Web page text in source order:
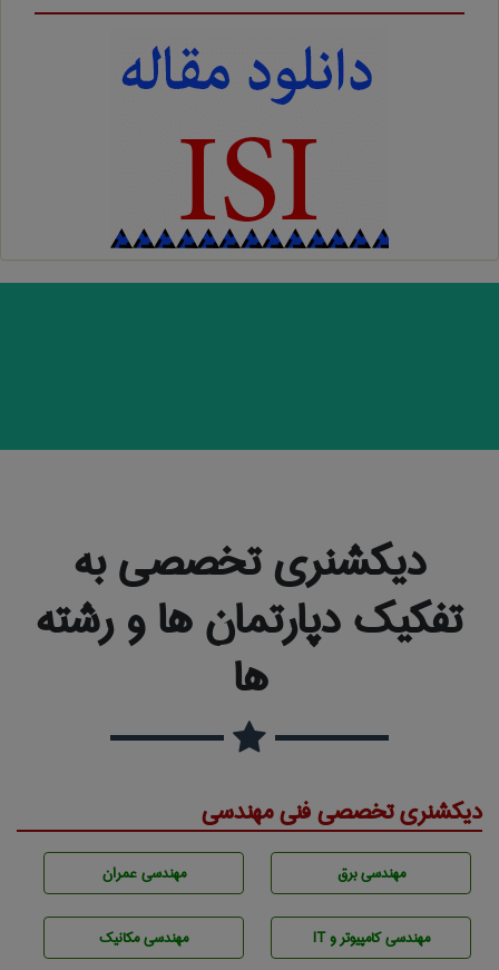
دیکشنری تخصصی به
تفکیک دپارتمان ها و رشته
ها
دیکشنری تخصصی فنی مهندسی
مهندسی برق مهندسی عمران
مهندسی كامپيوتر و IT مهندسی مکانیک